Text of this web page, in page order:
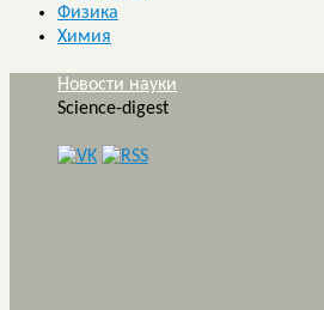
Физика
Химия
Новости науки
Science-digest